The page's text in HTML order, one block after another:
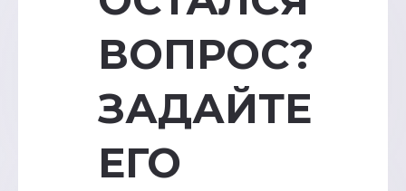
ВОПРОС?
ЗАДАЙТЕ
ЕГО